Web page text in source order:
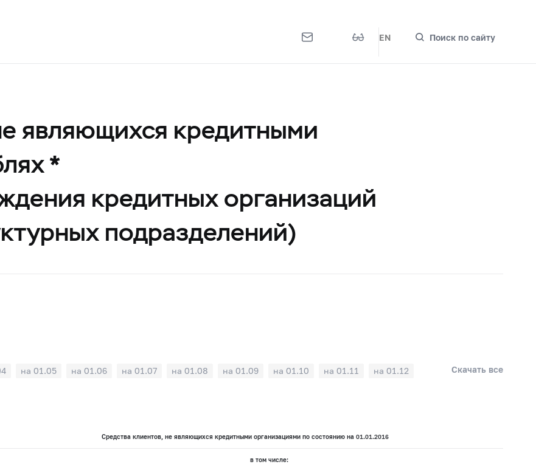
EN Поиск по сайту
являющихся кредитными
*
кредитных организаций
подразделений)
на 01.05 на 01.06 на 01.07 на 01.08 на 01.09 на 01.10 на 01.11 на 01.12 Скачать все
Средства клиентов, не являющихся кредитными организациями по состоянию на 01.01.2016
в том числе: